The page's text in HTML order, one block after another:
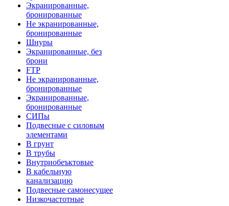
Экранированные,
бронированные
Не экранированные,
бронированные
Шнуры
Экранированные, без
брони
FTP
Не экранированные,
бронированные
Экранированные,
бронированные
СИПы
Подвесные с силовым
элементами
В грунт
В трубы
Внутриобеъктовые
В кабельную
канализацию
Подвесные самонесущее
Низкочастотные